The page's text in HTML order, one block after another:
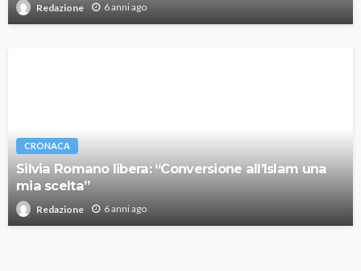
Redazione 6 anni ago
CRONACA
Silvia Romano libera: “Conversione all’Islam una
mia scelta”
Redazione 6 anni ago